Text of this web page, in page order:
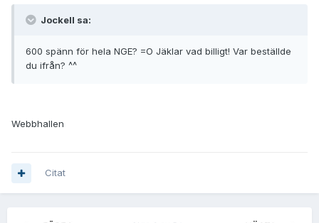
JockeII sa:
600 spänn för hela NGE? =O Jäklar vad billigt! Var beställde
du ifrån? ^^
Webbhallen
Citat